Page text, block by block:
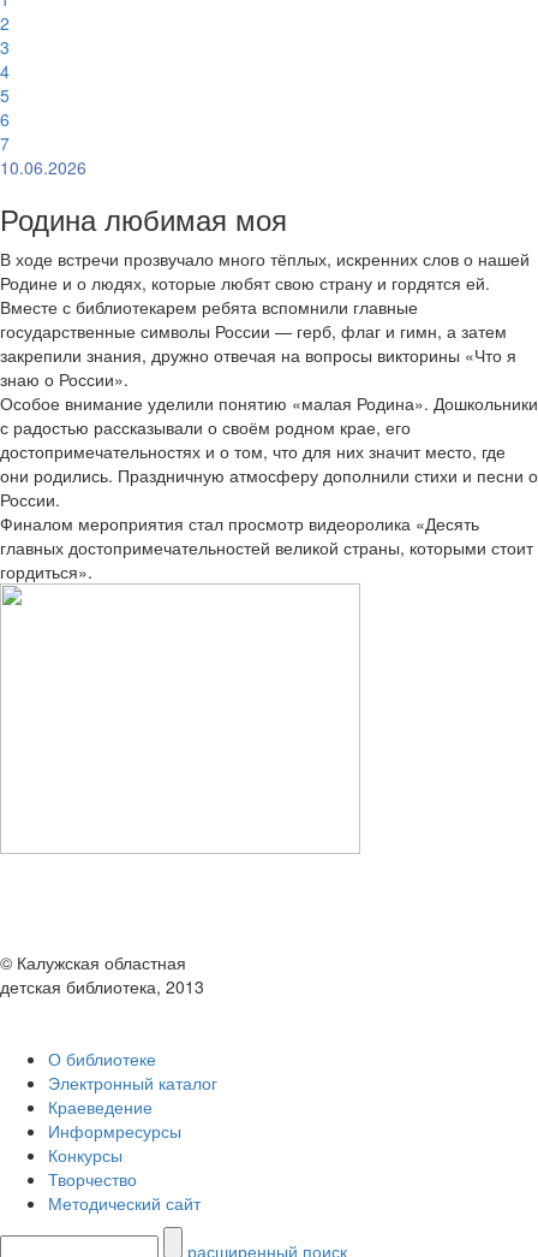
2
3
4
5
6
7
10.06.2026
Родина любимая моя
В ходе встречи прозвучало много тёплых, искренних слов о нашей
Родине и о людях, которые любят свою страну и гордятся ей.
Вместе с библиотекарем ребята вспомнили главные
государственные символы России — герб, флаг и гимн, а затем
закрепили знания, дружно отвечая на вопросы викторины «Что я
знаю о России».
Особое внимание уделили понятию «малая Родина». Дошкольники
с радостью рассказывали о своём родном крае, его
достопримечательностях и о том, что для них значит место, где
они родились. Праздничную атмосферу дополнили стихи и песни о
России.
Финалом мероприятия стал просмотр видеоролика «Десять
главных достопримечательностей великой страны, которыми стоит
гордиться».
© Калужская областная
детская библиотека, 2013
О библиотеке
Электронный каталог
Краеведение
Информресурсы
Конкурсы
Творчество
Методический сайт
расширенный поиск